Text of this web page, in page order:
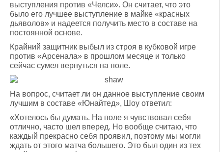
выступления против «Челси». Он считает, что это
было его лучшее выступление в майке «красных
дьяволов» и надеется получить место в составе на
постоянной основе.
Крайний защитник выбыл из строя в кубковой игре
против «Арсенала» в прошлом месяце и только
сейчас сумел вернуться на поле.
На вопрос, считает ли он данное выступление своим
лучшим в составе «Юнайтед», Шоу ответил:
«Хотелось бы думать. На поле я чувствовал себя
отлично, часто шел вперед. Но вообще считаю, что
каждый прекрасно себя проявил, поэтому мы могли
ждать от этого матча большего. Это был один из тех